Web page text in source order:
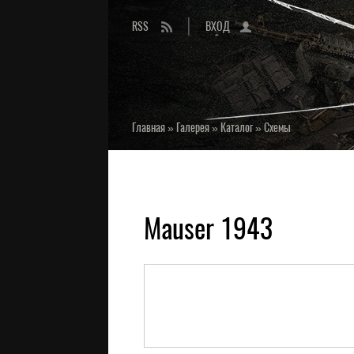
RSS ВХОД
Главная» Галерея»Каталог»Схемы
Mauser 1943